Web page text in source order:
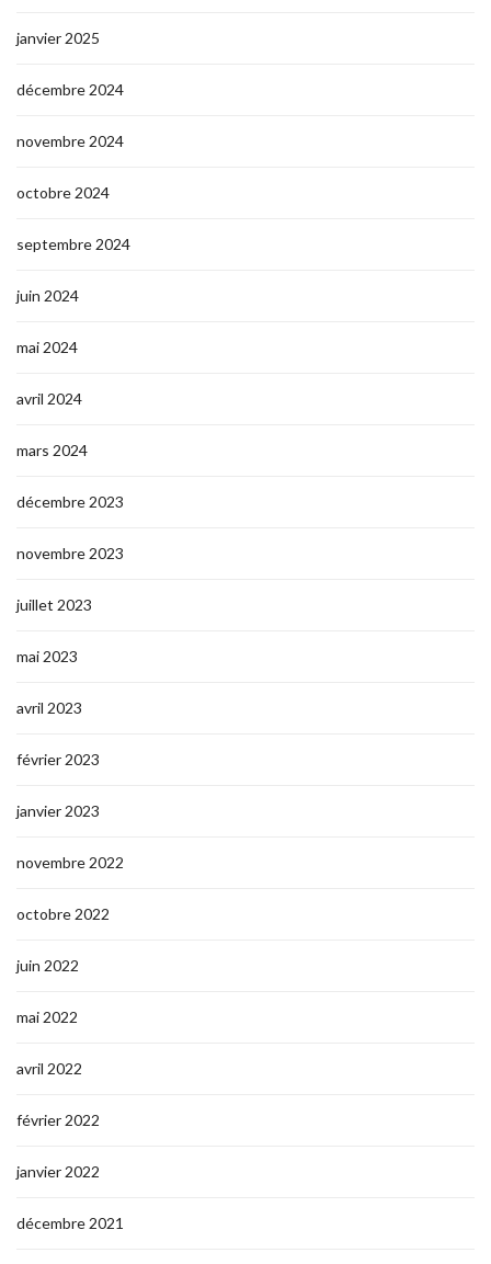
janvier 2025
décembre 2024
novembre 2024
octobre 2024
septembre 2024
juin 2024
mai 2024
avril 2024
mars 2024
décembre 2023
novembre 2023
juillet 2023
mai 2023
avril 2023
février 2023
janvier 2023
novembre 2022
octobre 2022
juin 2022
mai 2022
avril 2022
février 2022
janvier 2022
décembre 2021